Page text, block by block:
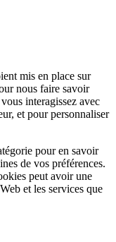
mis en place sur
nous faire savoir
interagissez avec
et pour personnaliser
pour en savoir
de vos préférences.
peut avoir une
et les services que